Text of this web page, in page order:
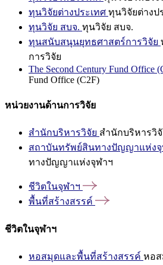
ทุนวิจัยต่างประเทศ ทุนวิจัยต่างป
ทุนวิจัย สบจ. ทุนวิจัย สบจ.
ทุนสนับสนุนยุทธศาสตร์การวิจัย
การวิจัย
The Second Century Fund Office
Fund Office (C2F)
หน่วยงานด้านการวิจัย
สำนักบริหารวิจัย สำนักบริหารวิ
สถาบันทรัพย์สินทางปัญญาแห่งจุ
ทางปัญญาแห่งจุฬาฯ
ชีวิตในจุฬาฯ
พื้นที่สร้างสรรค์
ชีวิตในจุฬาฯ
หอสมุดและพื้นที่สร้างสรรค์ หอส